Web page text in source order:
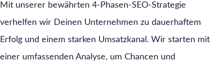
Mit unserer bewährten 4-Phasen-SEO-Strategie
verhelfen wir Deinen Unternehmen zu dauerhaftem
Erfolg und einem starken Umsatzkanal. Wir starten mit
einer umfassenden Analyse, um Chancen und